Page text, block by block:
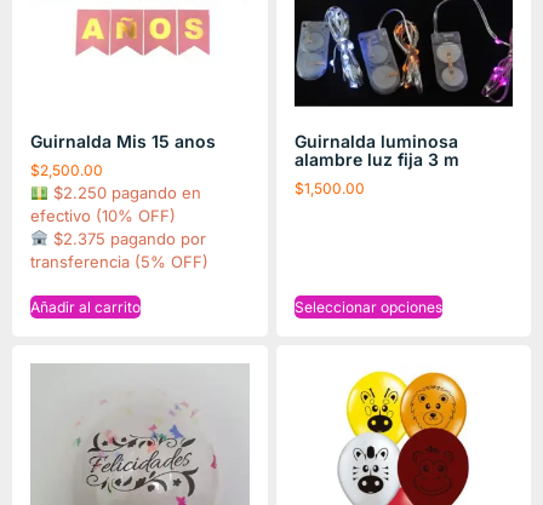
Guirnalda Mis 15 anos
$2,500.00
$2.250 pagando en
efectivo (10% OFF)
$2.375 pagando por
transferencia (5% OFF)
Añadir al carrito
Guirnalda luminosa
alambre luz fija 3 m
$1,500.00
Seleccionar opciones